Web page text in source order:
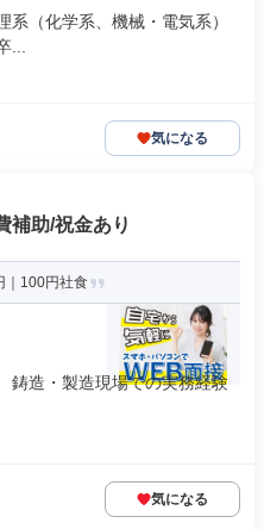
（化学系、機械・電気系）
...
気になる
補助/祝金あり
｜100円社食
鋳造・製造現場での実務経験
気になる